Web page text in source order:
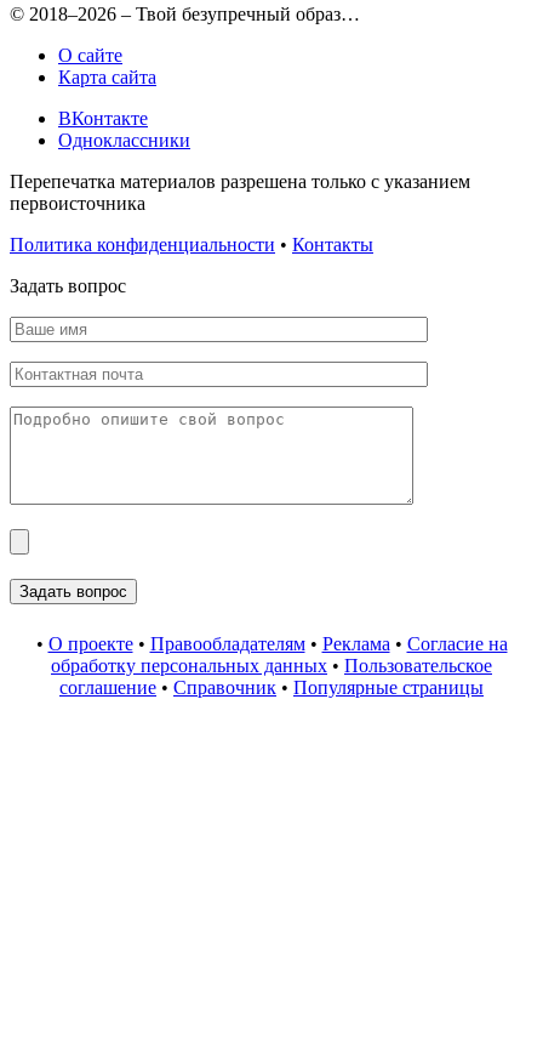
© 2018–2026 – Твой безупречный образ…
О сайте
Карта сайта
ВКонтакте
Одноклассники
Перепечатка материалов разрешена только с указанием
первоисточника
Политика конфиденциальности • Контакты
Задать вопрос
• О проекте• Правообладателям• Реклама • Согласие на
обработку персональных данных • Пользовательское
соглашение • Справочник • Популярные страницы